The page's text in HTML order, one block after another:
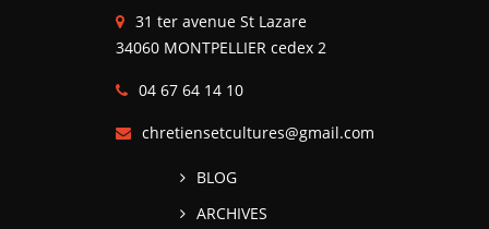
31 ter avenue St Lazare
34060 MONTPELLIER cedex 2
04 67 64 14 10
chretiensetcultures@gmail.com
BLOG
ARCHIVES